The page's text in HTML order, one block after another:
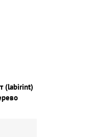
(labirint)